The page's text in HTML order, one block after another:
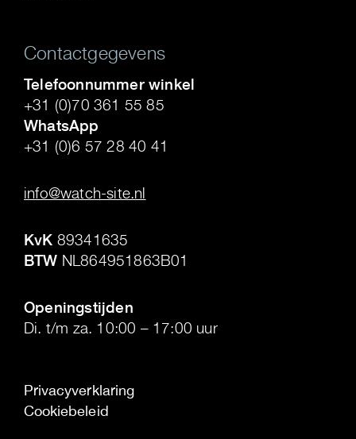
Contactgegevens
Telefoonnummer winkel
+31 (0)70 361 55 85
WhatsApp
+31 (0)6 57 28 40 41
info@watch-site.nl
KvK 89341635
BTW NL864951863B01
Openingstijden
Di. t/m za. 10:00 – 17:00 uur
Privacyverklaring
Cookiebeleid